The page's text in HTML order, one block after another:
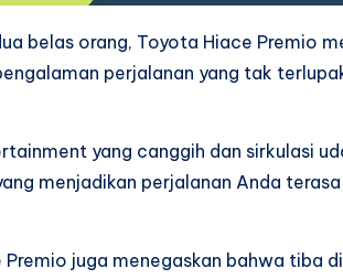
belas orang, Toyota Hiace Premio
perjalanan yang tak
yang canggih dan sirkulasi
menjadikan perjalanan Anda
juga menegaskan bahwa tiba